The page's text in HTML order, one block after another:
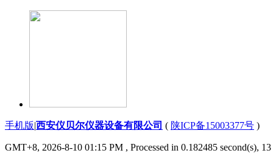
手机版|西安仪贝尔仪器设备有限公司 ( 陕ICP备15003377号 )
GMT+8, 2026-8-10 01:15 PM , Processed in 0.182485 second(s), 13